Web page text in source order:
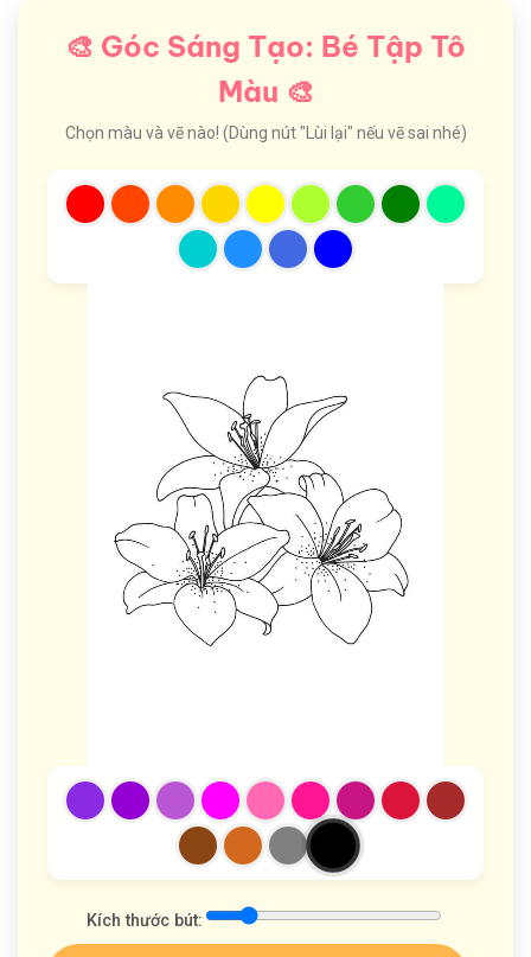
🎨 Góc Sáng Tạo: Bé Tập Tô
Màu 🎨
Chọn màu và vẽ nào! (Dùng nút "Lùi lại" nếu vẽ sai nhé)
Kích thước bút: